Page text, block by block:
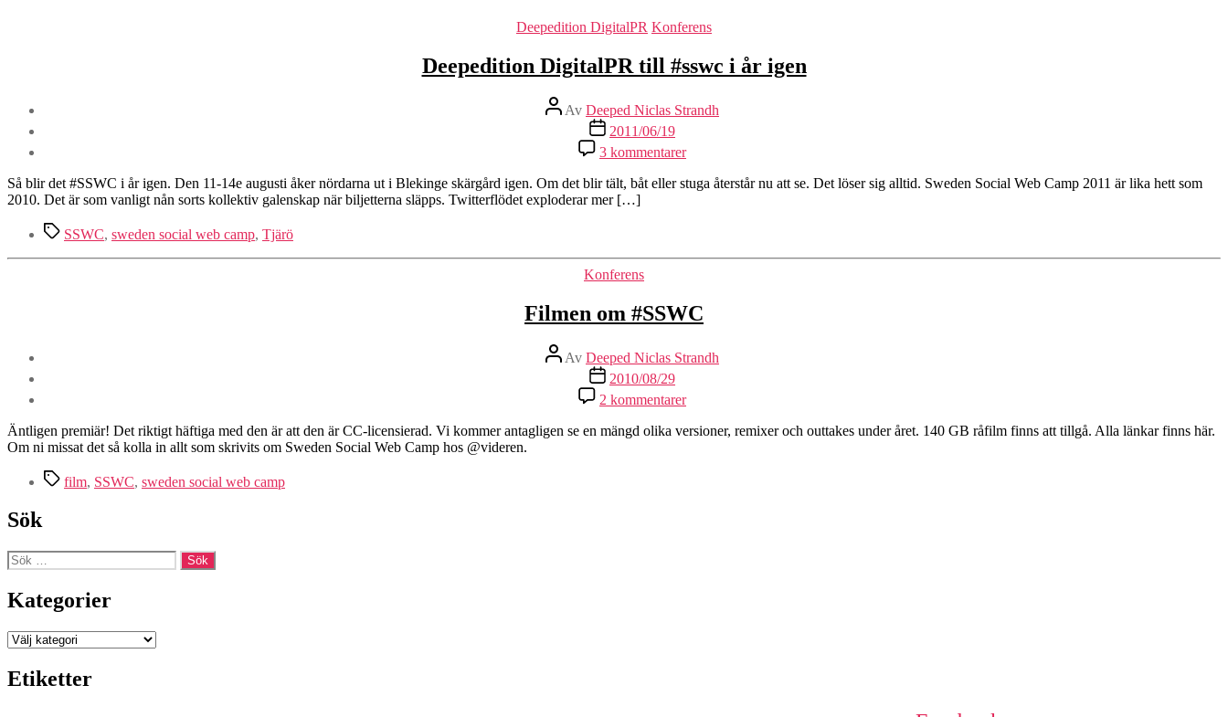
Kategorier
Deepedition DigitalPR Konferens
Deepedition DigitalPR till #sswc i år igen
Inläggsförfattare
Av Deeped Niclas Strandh
Inläggsdatum
2011/06/19
3 kommentarertill
Deepedition
DigitalPR
till
igen
Så blir det #SSWC i år igen. Den 11-14e augusti åker nördarna ut i Blekinge skärgård igen. Om det blir tält, båt eller stuga återstår nu att se. Det löser sig alltid. Sweden Social Web Camp 2011 är lika hett som
2010. Det är som vanligt nån sorts kollektiv galenskap när biljetterna släpps. Twitterflödet exploderar mer […]
Etiketter
SSWC, sweden social web camp, Tjärö
Kategorier
Konferens
Filmen om #SSWC
Inläggsförfattare
Av Deeped Niclas Strandh
Inläggsdatum
2010/08/29
2 kommentarertill
Filmen
om
Äntligen premiär! Det riktigt häftiga med den är att den är CC-licensierad. Vi kommer antagligen se en mängd olika versioner, remixer och outtakes under året. 140 GB råfilm finns att tillgå. Alla länkar finns här.
Om ni missat det så kolla in allt som skrivits om Sweden Social Web Camp hos @videren.
Etiketter
film, SSWC, sweden social web camp
Sök
Sök
efter:
Kategorier
Kategorier
Etiketter